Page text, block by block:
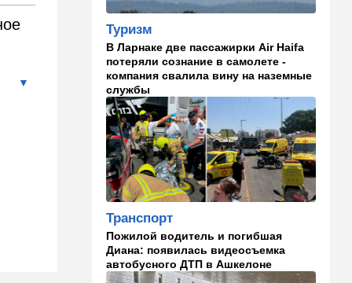
ночь Одессе и Харькову:
08:45 Деньги
Как торговые сети
манипулируют вами,
заставляя вас
раскошелиться. И как от
этого защититься
07:56 Спорт
Брат известного иранского
спортсмена обратился к
просьбой
07:20 Ближний Восток
Американская блокада
Туризм
В Ларнаке две пассажирки Air Haifa
потеряли сознание в самолете -
компания свалила вину на наземные
службы
Транспорт
Пожилой водитель и погибшая
Диана: появилась видеосъемка
автобусного ДТП в Ашкелоне